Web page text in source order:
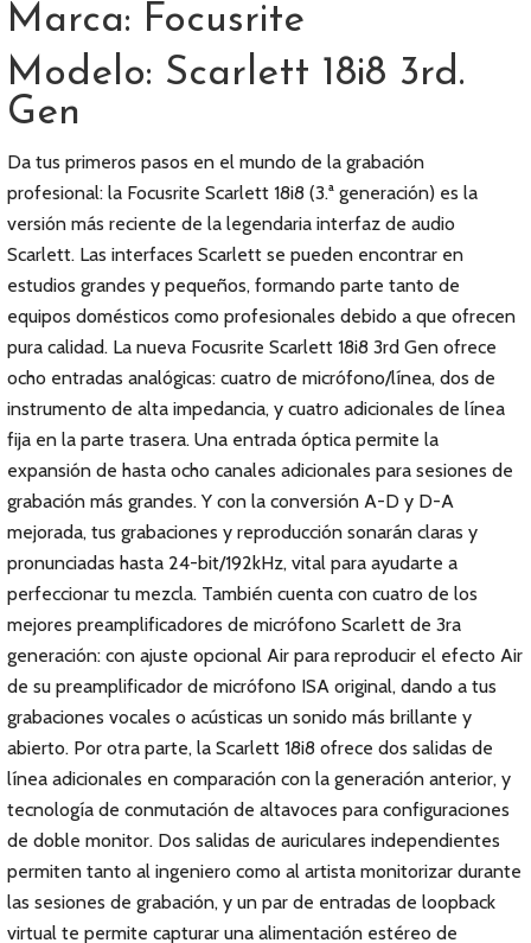
Marca: Focusrite
Modelo: Scarlett 18i8 3rd.
Gen
Da tus primeros pasos en el mundo de la grabación
profesional: la Focusrite Scarlett 18i8 (3.ª generación) es la
versión más reciente de la legendaria interfaz de audio
Scarlett. Las interfaces Scarlett se pueden encontrar en
estudios grandes y pequeños, formando parte tanto de
equipos domésticos como profesionales debido a que ofrecen
pura calidad. La nueva Focusrite Scarlett 18i8 3rd Gen ofrece
ocho entradas analógicas: cuatro de micrófono/línea, dos de
instrumento de alta impedancia, y cuatro adicionales de línea
fija en la parte trasera. Una entrada óptica permite la
expansión de hasta ocho canales adicionales para sesiones de
grabación más grandes. Y con la conversión A-D y D-A
mejorada, tus grabaciones y reproducción sonarán claras y
pronunciadas hasta 24-bit/192kHz, vital para ayudarte a
perfeccionar tu mezcla. También cuenta con cuatro de los
mejores preamplificadores de micrófono Scarlett de 3ra
generación: con ajuste opcional Air para reproducir el efecto Air
de su preamplificador de micrófono ISA original, dando a tus
grabaciones vocales o acústicas un sonido más brillante y
abierto. Por otra parte, la Scarlett 18i8 ofrece dos salidas de
línea adicionales en comparación con la generación anterior, y
tecnología de conmutación de altavoces para configuraciones
de doble monitor. Dos salidas de auriculares independientes
permiten tanto al ingeniero como al artista monitorizar durante
las sesiones de grabación, y un par de entradas de loopback
virtual te permite capturar una alimentación estéreo de